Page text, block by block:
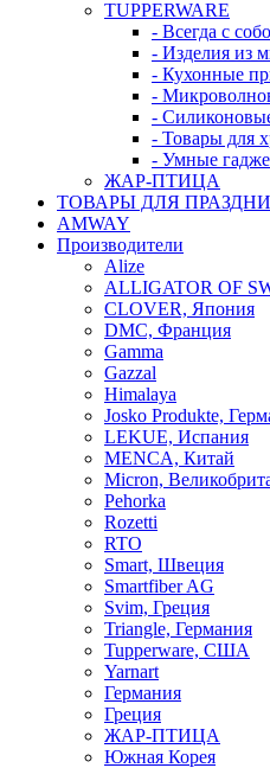
TUPPERWARE
- Всегда с
- Изделия из
- Кухонные
-
-
- Товары для
- Умные
ЖАР-ПТИЦА
ТОВАРЫ ДЛЯ
AMWAY
Производители
Alize
ALLIGATOR OF
CLOVER, Япония
DMC, Франция
Gamma
Gazzal
Himalaya
Josko Produkte,
LEKUE, Испания
MENCA, Китай
Micron,
Pehorka
Rozetti
RTO
Smart, Швеция
Smartfiber AG
Svim, Греция
Triangle, Германия
Tupperware, США
Yarnart
Германия
Греция
ЖАР-ПТИЦА
Южная Корея